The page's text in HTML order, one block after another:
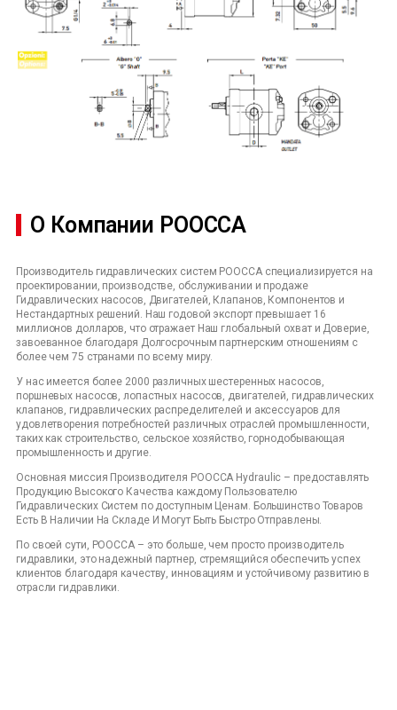
О Компании POOCCA
Производитель гидравлических систем POOCCA специализируется на
проектировании, производстве, обслуживании и продаже
Гидравлических насосов, Двигателей, Клапанов, Компонентов и
Нестандартных решений. Наш годовой экспорт превышает 16
миллионов долларов, что отражает Наш глобальный охват и Доверие,
завоеванное благодаря Долгосрочным партнерским отношениям с
более чем 75 странами по всему миру.
У нас имеется более 2000 различных шестеренных насосов,
поршневых насосов, лопастных насосов, двигателей, гидравлических
клапанов, гидравлических распределителей и аксессуаров для
удовлетворения потребностей различных отраслей промышленности,
таких как строительство, сельское хозяйство, горнодобывающая
промышленность и другие.
Основная миссия Производителя POOCCA Hydraulic – предоставлять
Продукцию Высокого Качества каждому Пользователю
Гидравлических Систем по доступным Ценам. Большинство Товаров
Есть В Наличии На Складе И Могут Быть Быстро Отправлены.
По своей сути, POOCCA – это больше, чем просто производитель
гидравлики, это надежный партнер, стремящийся обеспечить успех
клиентов благодаря качеству, инновациям и устойчивому развитию в
отрасли гидравлики.